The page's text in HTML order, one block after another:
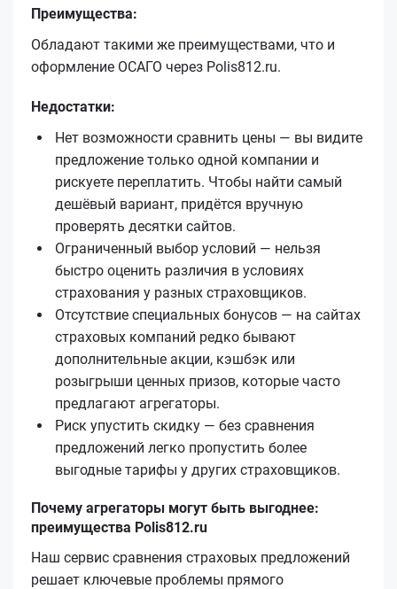
Преимущества:
Обладают такими же преимуществами, что и
оформление ОСАГО через Polis812.ru.
Недостатки:
Нет возможности сравнить цены — вы видите
предложение только одной компании и
рискуете переплатить. Чтобы найти самый
дешёвый вариант, придётся вручную
проверять десятки сайтов.
Ограниченный выбор условий — нельзя
быстро оценить различия в условиях
страхования у разных страховщиков.
Отсутствие специальных бонусов — на сайтах
страховых компаний редко бывают
дополнительные акции, кэшбэк или
розыгрыши ценных призов, которые часто
предлагают агрегаторы.
Риск упустить скидку — без сравнения
предложений легко пропустить более
выгодные тарифы у других страховщиков.
Почему агрегаторы могут быть выгоднее:
преимущества Polis812.ru
Наш сервис сравнения страховых предложений
решает ключевые проблемы прямого